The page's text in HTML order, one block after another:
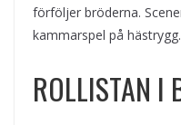
förföljer bröderna.
kammarspel på hästrygg.
ROLLISTAN I